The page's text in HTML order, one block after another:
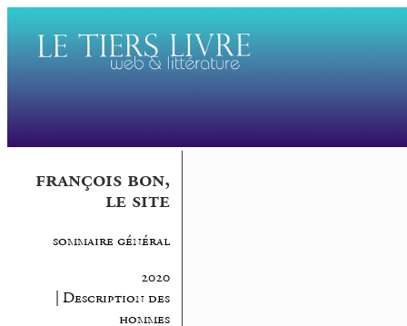
françois bon,
le site
sommaire général
2020
| Description des
hommes